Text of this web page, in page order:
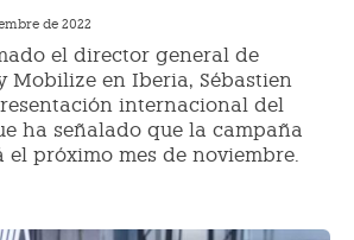
de 2022
el director general de
Mobilize en Iberia, Sébastien
internacional del
ha señalado que la campaña
el próximo mes de noviembre.